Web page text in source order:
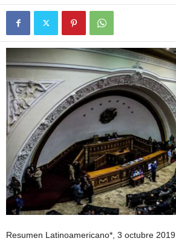
Resumen Latinoamericano*, 3 octubre 2019.